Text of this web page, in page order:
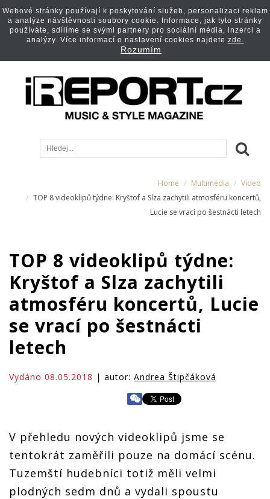
Home Multimédia
Video
TOP 8 videoklipů týdne: Kryštof a Slza zachytili atmosféru koncertů,
Lucie se vrací po šestnácti letech
TOP 8 videoklipů týdne:
Kryštof a Slza zachytili
atmosféru koncertů, Lucie
se vrací po šestnácti
letech
Vydáno 08.05.2018 | autor: Andrea Štipčáková
V přehledu nových videoklipů jsme se
tentokrát zaměřili pouze na domácí scénu.
Tuzemští hudebníci totiž měli velmi
plodných sedm dnů a vydali spoustu
Webové stránky používají k poskytování služeb, personalizaci reklam
a analýze návštěvnosti soubory cookie. Informace, jak tyto stránky
používáte, sdílíme se svými partnery pro sociální média, inzerci a
analýzy. Více informací o nastavení cookies najdete zde.
Rozumím